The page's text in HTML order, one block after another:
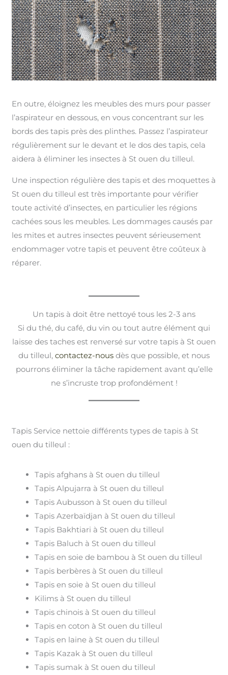
En outre, éloignez les meubles des murs pour passer
l’aspirateur en dessous, en vous concentrant sur les
bords des tapis près des plinthes. Passez l’aspirateur
régulièrement sur le devant et le dos des tapis, cela
aidera à éliminer les insectes à St ouen du tilleul.
Une inspection régulière des tapis et des moquettes à
St ouen du tilleul est très importante pour vérifier
toute activité d’insectes, en particulier les régions
cachées sous les meubles. Les dommages causés par
les mites et autres insectes peuvent sérieusement
endommager votre tapis et peuvent être coûteux à
réparer.
Un tapis à doit être nettoyé tous les 2-3 ans
Si du thé, du café, du vin ou tout autre élément qui
laisse des taches est renversé sur votre tapis à St ouen
du tilleul, contactez-nous dès que possible, et nous
pourrons éliminer la tâche rapidement avant qu’elle
ne s’incruste trop profondément !
Tapis Service nettoie différents types de tapis à St
ouen du tilleul :
Tapis afghans à St ouen du tilleul
Tapis Alpujarra à St ouen du tilleul
Tapis Aubusson à St ouen du tilleul
Tapis Azerbaïdjan à St ouen du tilleul
Tapis Bakhtiari à St ouen du tilleul
Tapis Baluch à St ouen du tilleul
Tapis en soie de bambou à St ouen du tilleul
Tapis berbères à St ouen du tilleul
Tapis en soie à St ouen du tilleul
Kilims à St ouen du tilleul
Tapis chinois à St ouen du tilleul
Tapis en coton à St ouen du tilleul
Tapis en laine à St ouen du tilleul
Tapis Kazak à St ouen du tilleul
Tapis sumak à St ouen du tilleul